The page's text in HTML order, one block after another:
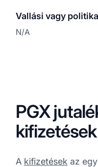
Vallási vagy
N/A
PGX
kifizetések
A kifizetések az